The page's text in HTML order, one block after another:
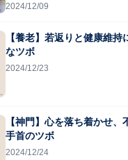
2024/12/09
【養老】若返りと健康維持
なツボ
2024/12/23
【神門】心を落ち着かせ、
手首のツボ
2024/12/24